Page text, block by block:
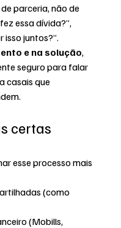
parceria, não de
essa dívida?”,
isso juntos?”.
e na solução,
seguro para falar
casais que
certas
esse processo mais
(como
(Mobills,